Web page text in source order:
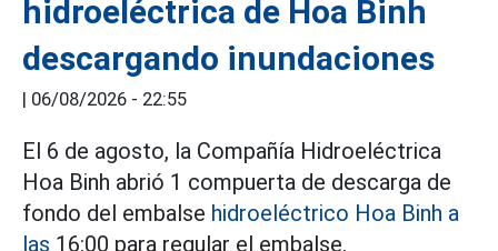
hidroeléctrica de Hoa Binh
descargando inundaciones
| 06/08/2026 - 22:55
El 6 de agosto, la Compañía Hidroeléctrica
Hoa Binh abrió 1 compuerta de descarga de
fondo del embalse hidroeléctrico Hoa Binh a
las 16:00 para regular el embalse.